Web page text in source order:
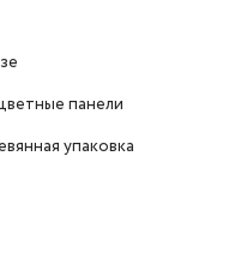
панели
упаковка